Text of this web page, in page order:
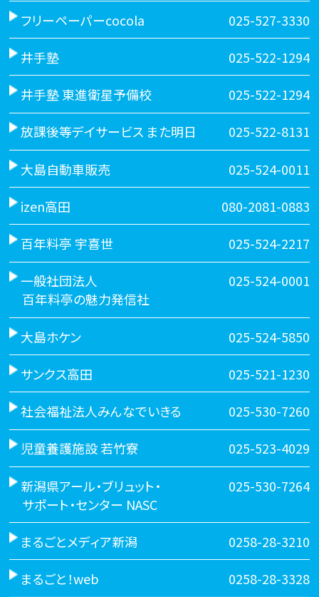
フリーペーパーcocola 025-527-3330
井手塾 025-522-1294
井手塾 東進衛星予備校 025-522-1294
放課後等デイサービス また明日 025-522-8131
大島自動車販売 025-524-0011
izen高田 080-2081-0883
百年料亭 宇喜世 025-524-2217
一般社団法人
百年料亭の魅力発信社
025-524-0001
大島ホケン 025-524-5850
サンクス高田 025-521-1230
社会福祉法人みんなでいきる 025-530-7260
児童養護施設 若竹寮 025-523-4029
新潟県アール・ブリュット・
サポート・センター NASC
025-530-7264
まるごとメディア新潟 0258-28-3210
まるごと！web 0258-28-3328